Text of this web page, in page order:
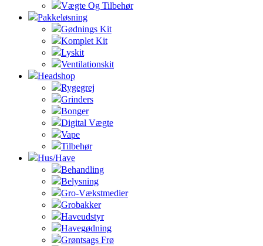
Vægte Og Tilbehør
Pakkeløsning
Gødnings Kit
Komplet Kit
Lyskit
Ventilationskit
Headshop
Rygegrej
Grinders
Bonger
Digital Vægte
Vape
Tilbehør
Hus/Have
Behandling
Belysning
Gro-Vækstmedier
Grobakker
Haveudstyr
Havegødning
Grøntsags Frø